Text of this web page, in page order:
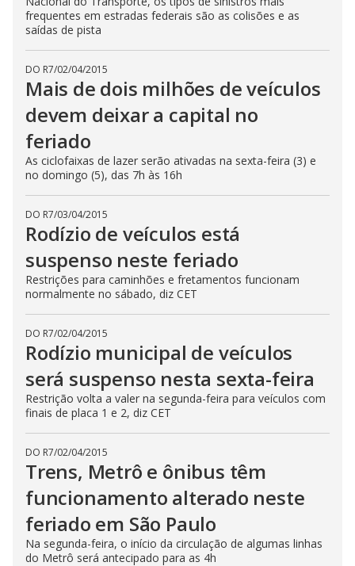
frequentes em estradas federais são as colisões e as
saídas de pista
DO R7/02/04/2015
Mais de dois milhões de veículos
devem deixar a capital no
feriado
As ciclofaixas de lazer serão ativadas na sexta-feira (3) e
no domingo (5), das 7h às 16h
DO R7/03/04/2015
Rodízio de veículos está
suspenso neste feriado
Restrições para caminhões e fretamentos funcionam
normalmente no sábado, diz CET
DO R7/02/04/2015
Rodízio municipal de veículos
será suspenso nesta sexta-feira
Restrição volta a valer na segunda-feira para veículos com
finais de placa 1 e 2, diz CET
DO R7/02/04/2015
Trens, Metrô e ônibus têm
funcionamento alterado neste
feriado em São Paulo
Na segunda-feira, o início da circulação de algumas linhas
do Metrô será antecipado para as 4h